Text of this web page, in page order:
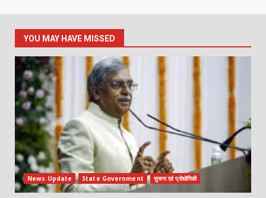
YOU MAY HAVE MISSED
News Update State Government सुचना एवं प्रोद्योगिकी